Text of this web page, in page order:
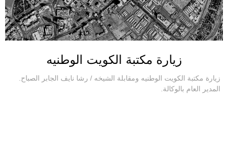
زيارة مكتبة الكويت الوطنيه
زيارة مكتبة الكويت الوطنيه ومقابلة الشيخه / رشا نايف الجابر الصباح.
المدير العام بالوكالة.